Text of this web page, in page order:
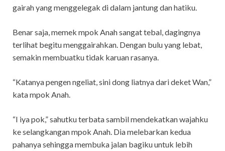
gairah yang menggelegak di dalam jantung dan hatiku.
Benar saja, memek mpok Anah sangat tebal, dagingnya
terlihat begitu menggairahkan. Dengan bulu yang lebat,
semakin membuatku tidak karuan rasanya.
“Katanya pengen ngeliat, sini dong liatnya dari deket Wan,”
kata mpok Anah.
“I iya pok,” sahutku terbata sambil mendekatkan wajahku
ke selangkangan mpok Anah. Dia melebarkan kedua
pahanya sehingga membuka jalan bagiku untuk lebih